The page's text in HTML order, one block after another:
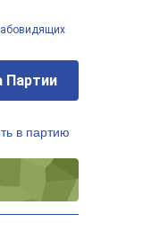
Партии
в партию